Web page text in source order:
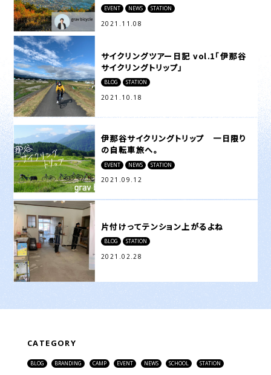
EVENT NEWS STATION
2021.11.08
サイクリングツアー日記 vol.1「伊那谷
サイクリングトリップ」
BLOG STATION
2021.10.18
伊那谷サイクリングトリップ 一日限り
の自転車旅へ。
EVENT NEWS STATION
2021.09.12
片付けってテンション上がるよね
BLOG STATION
2021.02.28
CATEGORY
BLOG BRANDING CAMP EVENT NEWS SCHOOL STATION